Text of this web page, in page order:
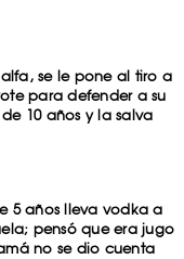
alfa, se le pone al tiro a
para defender a su
10 años y la salva
5 años lleva vodka a
pensó que era jugo
no se dio cuenta